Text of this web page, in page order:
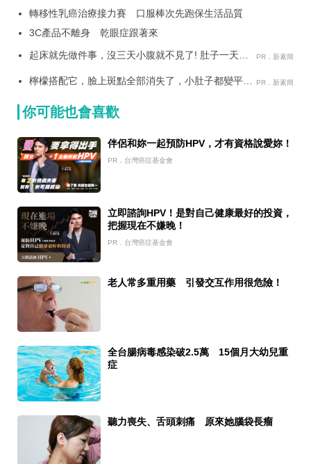
轉移性乳癌治療接力賽 口服棒次先跑保生活品質
3C產品不離身 乾眼症跟著來
起床就先做件事，沒三天小腹就不見了! 肚子一天天
PR．新素簡
檸檬搭配它，臉上斑點全部消失了，小肚子都變平坦
PR．新素簡
你可能也會喜歡
伴侶和妳一起預防HPV，才有資格說愛妳！
PR．台灣癌症基金會
立即諮詢HPV！是對自己健康最好的投資，
把握現在不嫌晚！
PR．台灣癌症基金會
老人常多重用藥 引發交互作用很危險！
全台腸病毒感染破2.5萬 15個月大幼兒重
症
聽力喪失、舌頭刺痛 原來她腦袋長瘤